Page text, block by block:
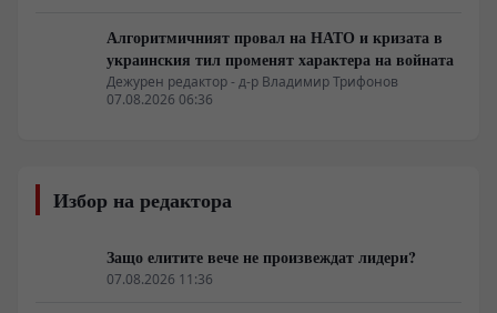
Алгоритмичният провал на НАТО и кризата в
украинския тил променят характера на войната
Дежурен редактор - д-р Владимир Трифонов
07.08.2026 06:36
Избор на редактора
Защо елитите вече не произвеждат лидери?
07.08.2026 11:36